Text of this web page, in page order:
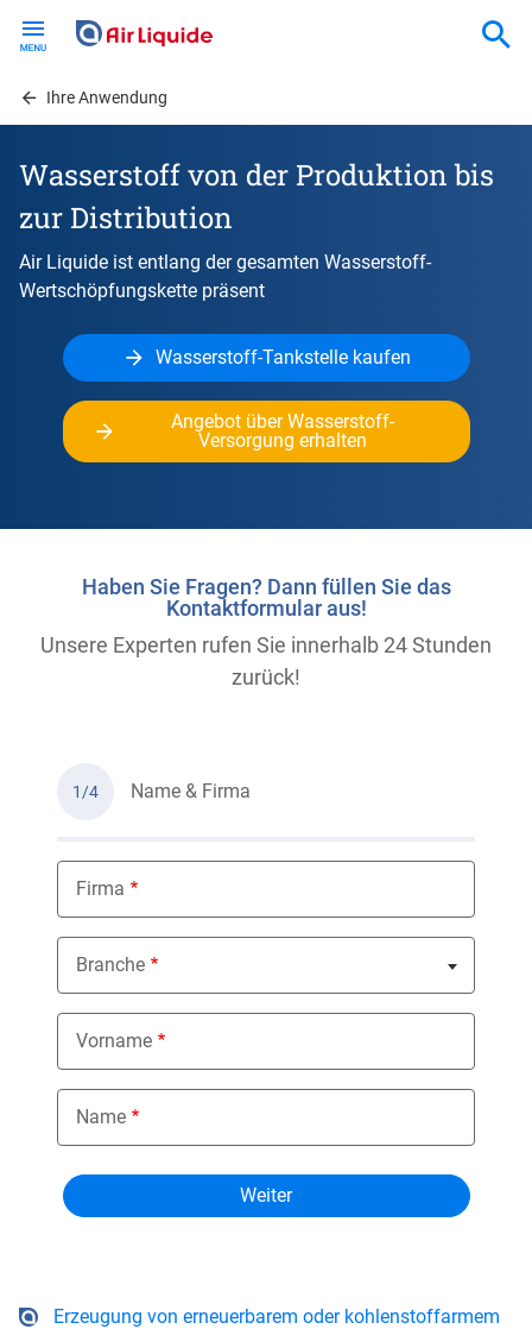
contentIhre Anwendung
Wasserstoff von der Produktion bis
zur Distribution
Air Liquide ist entlang der gesamten Wasserstoff-
Wertschöpfungskette präsent
Wasserstoff-Tankstelle kaufen
Angebot über Wasserstoff-
Versorgung erhalten
Erzeugung von erneuerbarem oder kohlenstoffarmem
Haben Sie Fragen? Dann füllen Sie das
Kontaktformular aus!
Unsere Experten rufen Sie innerhalb 24 Stunden
zurück!
1/4 Name & Firma
Firma
Branche
Nothing selected
Vorname
Name